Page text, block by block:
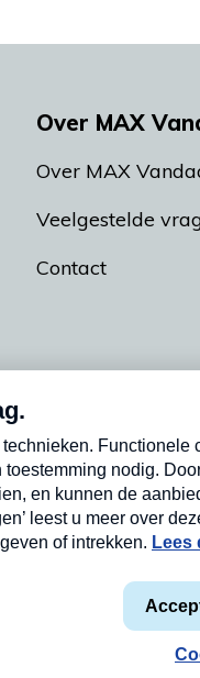
Over MAX
Over MAX
Veelgestelde
Contact